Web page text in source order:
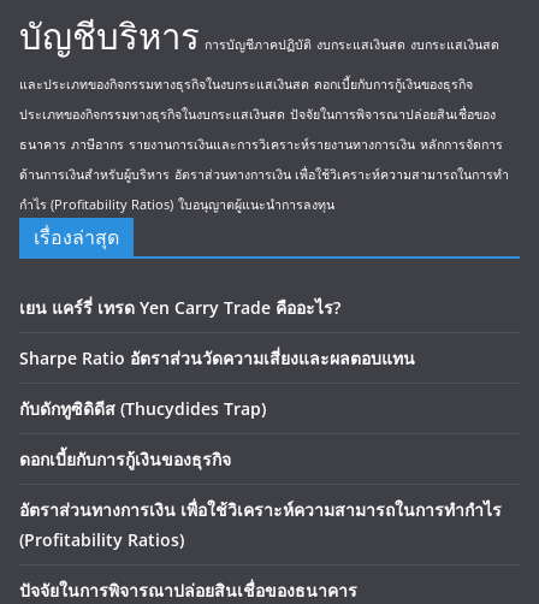
บัญชีบริหาร การบัญชีภาคปฏิบัติ งบกระแสเงินสด งบกระแสเงินสด
และประเภทของกิจกรรมทางธุรกิจในงบกระแสเงินสด ดอกเบี้ยกับการกู้เงินของธุรกิจ
ประเภทของกิจกรรมทางธุรกิจในงบกระแสเงินสด ปัจจัยในการพิจารณาปล่อยสินเชื่อของ
ธนาคาร ภาษีอากร รายงานการเงินและการวิเคราะห์รายงานทางการเงิน หลักการจัดการ
ด้านการเงินสำหรับผู้บริหาร อัตราส่วนทางการเงิน เพื่อใช้วิเคราะห์ความสามารถในการทำ
กำไร (Profitability Ratios) ใบอนุญาตผู้แนะนำการลงทุน
เรื่องล่าสุด
เยน แคร์รี่ เทรด Yen Carry Trade คืออะไร?
Sharpe Ratio อัตราส่วนวัดความเสี่ยงและผลตอบแทน
กับดักทูซิดิดีส (Thucydides Trap)
ดอกเบี้ยกับการกู้เงินของธุรกิจ
อัตราส่วนทางการเงิน เพื่อใช้วิเคราะห์ความสามารถในการทำกำไร
(Profitability Ratios)
ปัจจัยในการพิจารณาปล่อยสินเชื่อของธนาคาร